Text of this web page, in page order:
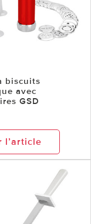
biscuits
avec
GSD
l’article